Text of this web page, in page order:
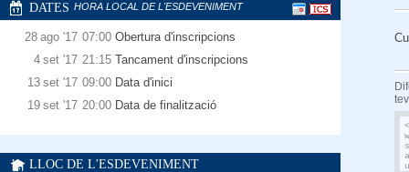
DATES HORA LOCAL DE L'ESDEVENIMENT
28 ago '17 07:00 Obertura d'inscripcions
4 set '17 21:15 Tancament d'inscripcions
13 set '17 09:00 Data d'inici
19 set '17 20:00 Data de finalització
LLOC DE L'ESDEVENIMENT